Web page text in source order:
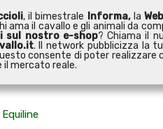
, il bimestrale Informa,la
ama il cavallo e gli animali da
sul nostro e-shop? Chiama il
. Il network pubblicizza la
consente di poter realizzare
mercato reale.